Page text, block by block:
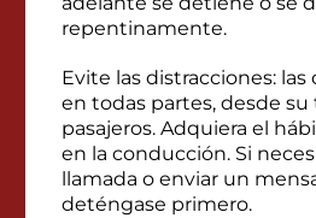
repentinamente.
Evite las distracciones:
en todas partes, desde
pasajeros. Adquiera el
en la conducción. Si
llamada o enviar un
deténgase primero.